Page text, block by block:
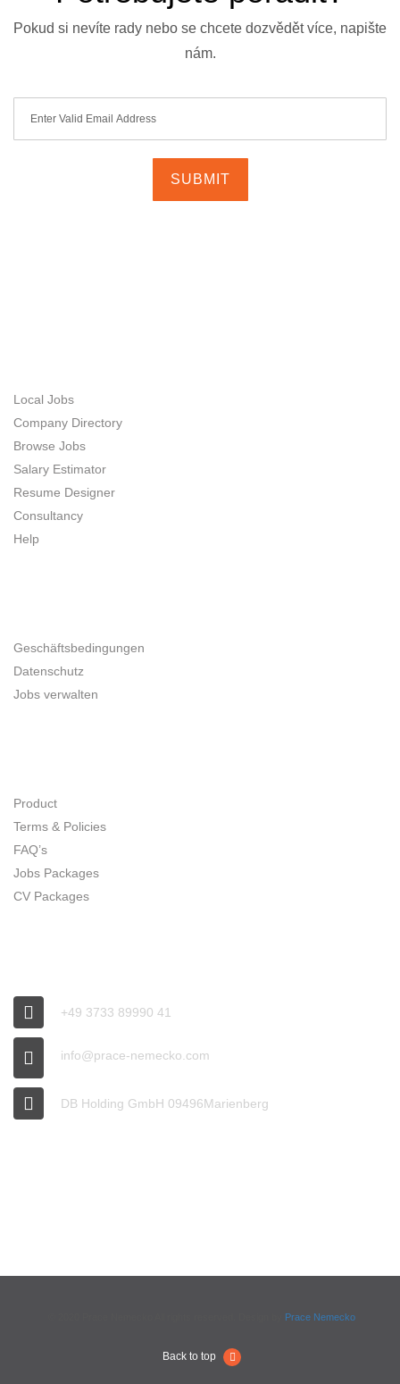
Pokud si nevíte rady nebo se chcete dozvědět více, napište
nám.
Local Jobs
Company Directory
Browse Jobs
Salary Estimator
Resume Designer
Consultancy
Help
Geschäftsbedingungen
Datenschutz
Jobs verwalten
Product
Terms & Policies
FAQ’s
Jobs Packages
CV Packages
+49 3733 89990 41
info@prace-nemecko.com
DB Holding GmbH 09496Marienberg
Prace Nemecko
Back to top